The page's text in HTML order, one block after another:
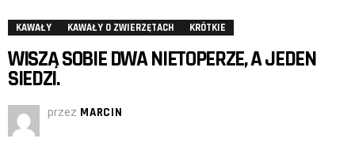
KAWAŁY KAWAŁY O ZWIERZĘTACH KRÓTKIE
WISZĄ SOBIE DWA NIETOPERZE, A JEDEN
SIEDZI.
przez MARCIN